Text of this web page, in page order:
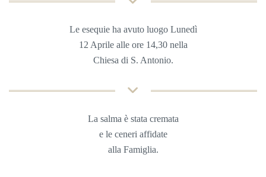
Le esequie ha avuto luogo Lunedì
12 Aprile alle ore 14,30 nella
Chiesa di S. Antonio.
La salma è stata cremata
e le ceneri affidate
alla Famiglia.